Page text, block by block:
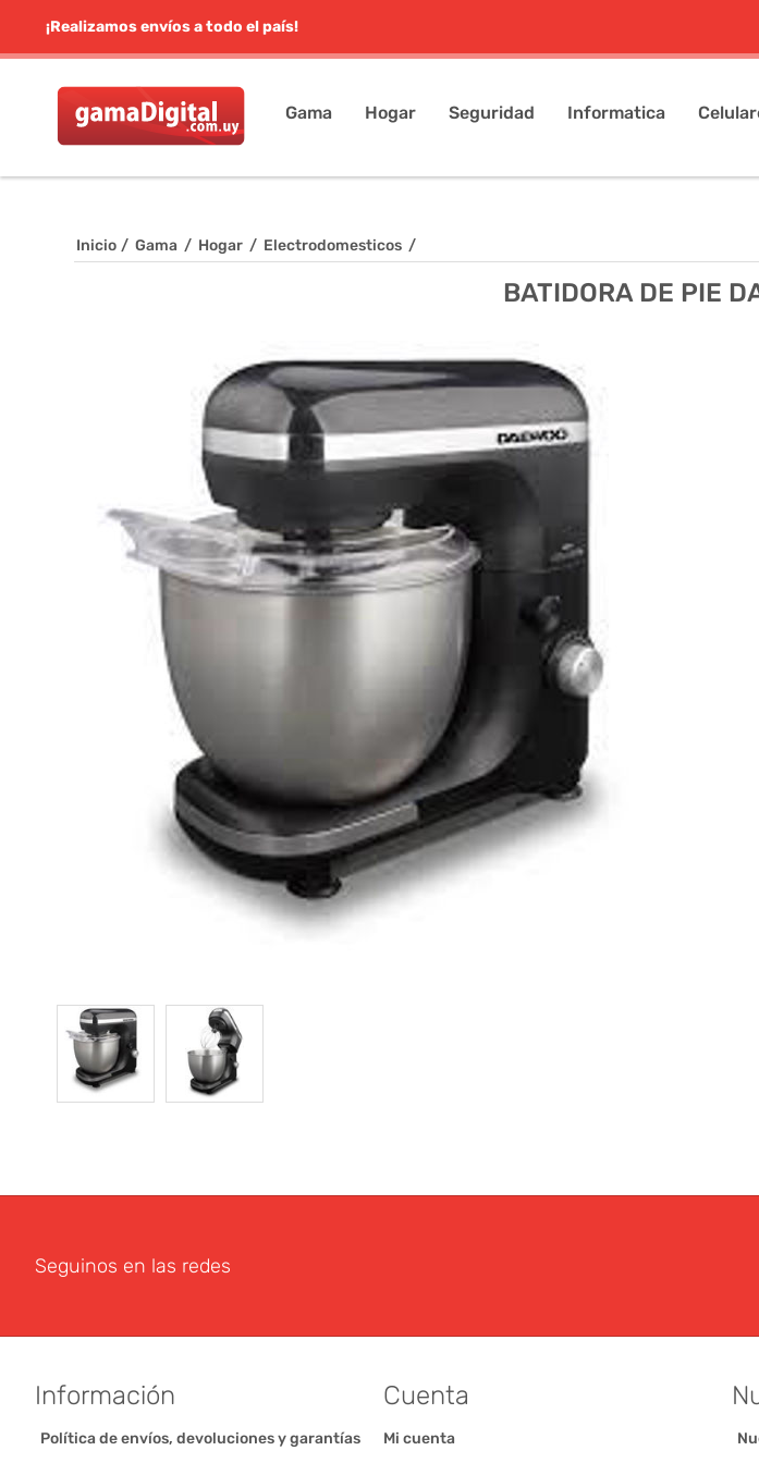
¡Realizamos envíos a todo el país!
Gama Hogar Seguridad Informatica
Inicio / Gama / Hogar / Electrodomesticos /
BATIDORA DE PIE
Seguinos en las redes
Información
Política de envíos, devoluciones y garantías
Cuenta
Mi cuenta